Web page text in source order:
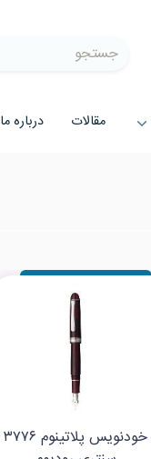
جستجو
مقالات درباره ما
خودنویس پلاتینوم ۳۷۷۶